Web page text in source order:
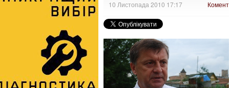
10 Листопада 2010 17:17